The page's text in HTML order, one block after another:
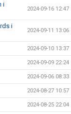
i
2024-09-16 12:47
i
2024-09-11 13:06
2024-09-10 13:37
2024-09-09 22:24
2024-09-06 08:33
2024-08-27 10:57
2024-08-25 22:04